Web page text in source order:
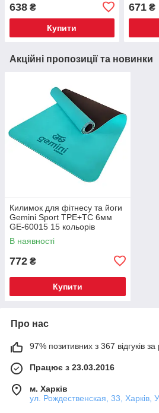
638 ₴
Купити
671₴
Акційні пропозиції та новинки
Килимок для фітнесу та йоги
Gemini Sport TPE+TC 6мм
GE-60015 15 кольорів
В наявності
772 ₴
Купити
Про нас
97% позитивних з 367 відгуків за
Працює з 23.03.2016
м. Харків
ул. Рождественская, 33, Харків,